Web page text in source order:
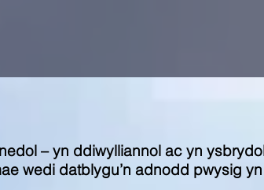
– yn ddiwylliannol ac yn
wedi datblygu’n adnodd pwysig